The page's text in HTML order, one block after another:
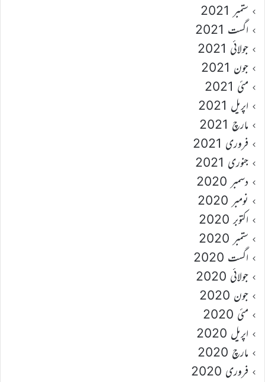
ستمبر 2021
اگست 2021
جولائی 2021
جون 2021
مئی 2021
اپریل 2021
مارچ 2021
فروری 2021
جنوری 2021
دسمبر 2020
نومبر 2020
اکتوبر 2020
ستمبر 2020
اگست 2020
جولائی 2020
جون 2020
مئی 2020
اپریل 2020
مارچ 2020
فروری 2020